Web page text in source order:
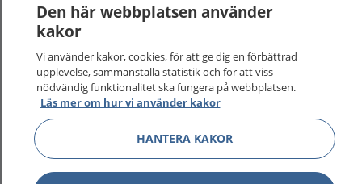
Den här webbplatsen använder
kakor
Vi använder kakor, cookies, för att ge dig en förbättrad
upplevelse, sammanställa statistik och för att viss
nödvändig funktionalitet ska fungera på webbplatsen.
Läs mer om hur vi använder kakor
HANTERA KAKOR